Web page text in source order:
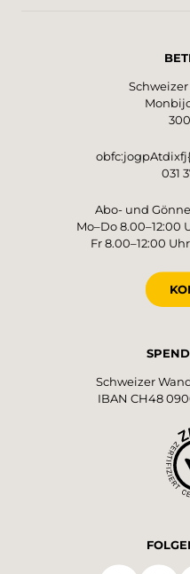
031
Abo- und
Mo–Do 8.00–12:00
Fr 8.00–12:00
Schweizer
IBAN CH48